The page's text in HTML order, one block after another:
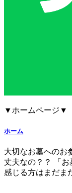
▼ホームページ▼
ホーム
大切なお墓へのお
丈夫なの？？​ 「
感じる方はまだま